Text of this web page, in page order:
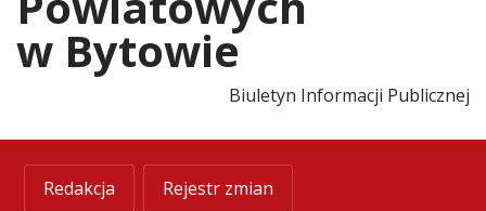
Dróg
Powiatowych
w
Bytowie
w Bytowie
Biuletyn Informacji Publicznej
Redakcja Rejestr zmian